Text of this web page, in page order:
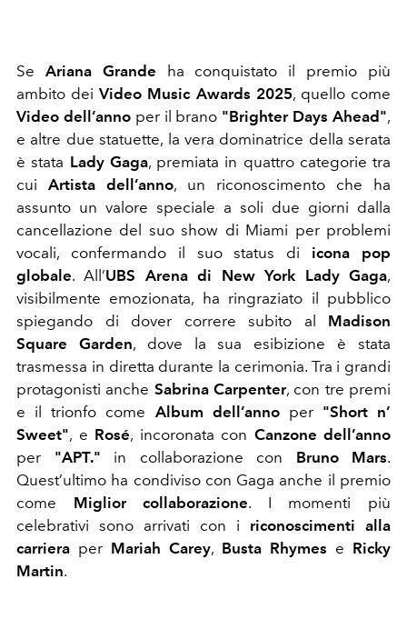
Se Ariana Grande ha conquistato il premio più
ambito deiVideo Music Awards 2025, quello come
Video dell’annoper il brano "Brighter Days Ahead",
e altre due statuette, la vera dominatrice della serata
è stata Lady Gaga, premiata in quattro categorie tra
cui Artista dell’anno, un riconoscimento che ha
assunto un valore speciale a soli due giorni dalla
cancellazione del suo show di Miami per problemi
vocali, confermando il suo status di icona pop
globale. All’UBS Arena di New York Lady Gaga,
visibilmente emozionata, ha ringraziato il pubblico
spiegando di dover correre subito al Madison
Square Garden, dove la sua esibizione è stata
trasmessa in diretta durante la cerimonia. Tra i grandi
protagonisti anche Sabrina Carpenter, con tre premi
e il trionfo come Album dell’annoper "Short n’
Sweet", e Rosé, incoronata con Canzone dell’anno
per "APT." in collaborazione con Bruno Mars.
Quest’ultimo ha condiviso con Gaga anche il premio
come Miglior collaborazione. I momenti più
celebrativi sono arrivati con i riconoscimenti alla
carriera per Mariah Carey, Busta Rhymes e Ricky
Martin.